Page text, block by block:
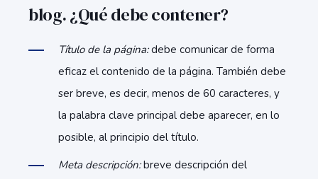
blog. ¿Qué debe contener?
Título de la página:debe comunicar de forma
eficaz el contenido de la página. También debe
ser breve, es decir, menos de 60 caracteres, y
la palabra clave principal debe aparecer, en lo
posible, al principio del título.
Meta descripción:breve descripción del